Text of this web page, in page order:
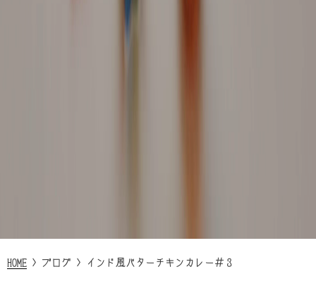
HOME > ブログ > インド風バターチキンカレー＃３